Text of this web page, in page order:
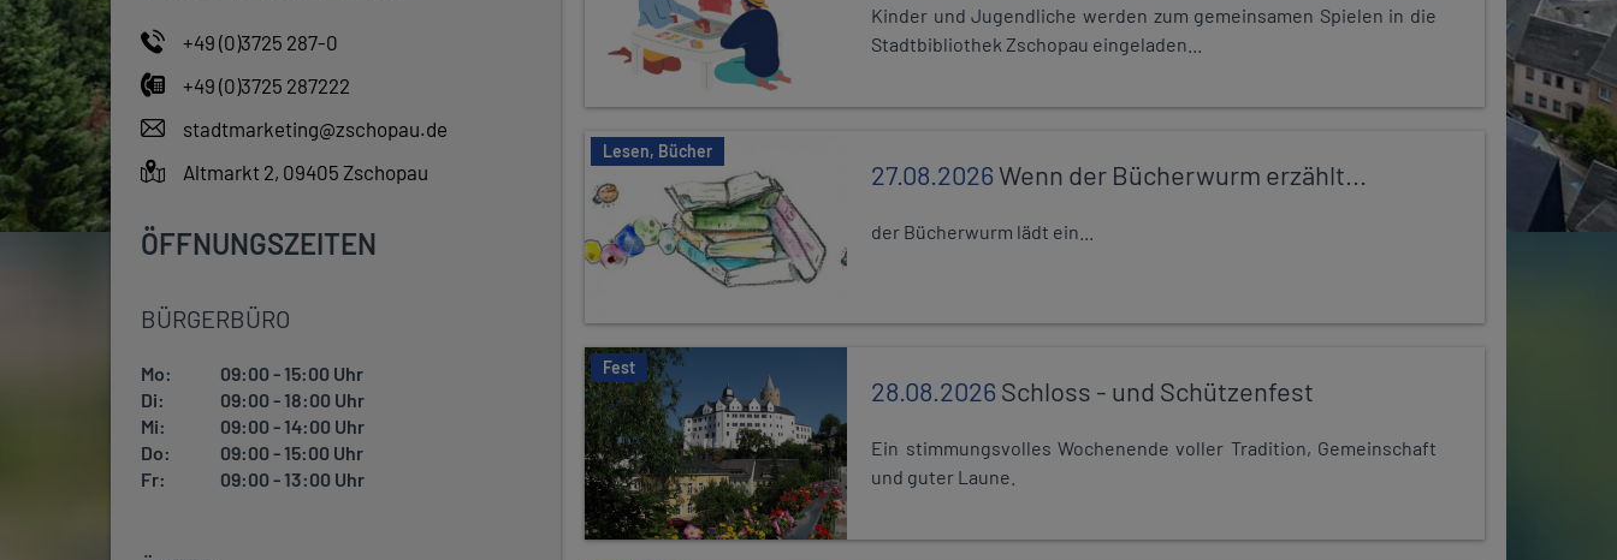
+49 (0)3725 287-0
+49 (0)3725 287222
stadtmarketing@zschopau.de
Altmarkt 2, 09405 Zschopau
ÖFFNUNGSZEITEN
BÜRGERBÜRO
Mo:
09:00 - 15:00 Uhr
Di:
09:00 - 18:00 Uhr
Mi:
09:00 - 14:00 Uhr
Do:
09:00 - 15:00 Uhr
Fr:
09:00 - 13:00 Uhr
Kinder und Jugendliche werden zum gemeinsamen Spielen in die
Stadtbibliothek Zschopau eingeladen...
Lesen, Bücher
27.08.2026Wenn der Bücherwurm erzählt...
der Bücherwurm lädt ein...
Fest
28.08.2026Schloss - und Schützenfest
Ein stimmungsvolles Wochenende voller Tradition, Gemeinschaft
und guter Laune.